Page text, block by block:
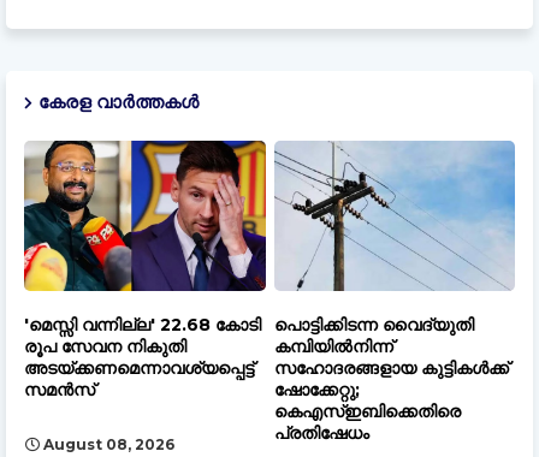
കേരള വാർത്തകൾ
'മെസ്സി വന്നില്ല' 22.68 കോടി
രൂപ സേവന നികുതി
അടയ്ക്കണമെന്നാവശ്യപ്പെട്ട്
സമൻസ്
August 08, 2026
പൊട്ടിക്കിടന്ന വൈദ്യുതി
കമ്പിയിൽനിന്ന്
സഹോദരങ്ങളായ കുട്ടികൾക്ക്
ഷോക്കേറ്റു;
കെഎസ്ഇബിക്കെതിരെ
പ്രതിഷേധം